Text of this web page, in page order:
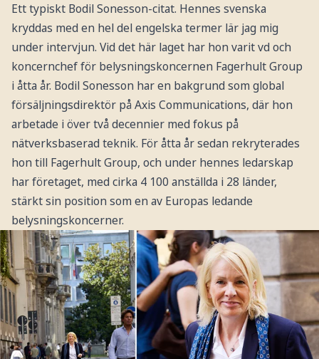
Ett typiskt Bodil Sonesson-citat. Hennes svenska
kryddas med en hel del engelska termer lär jag mig
under intervjun. Vid det här laget har hon varit vd och
koncernchef för belysningskoncernen Fagerhult Group
i åtta år. Bodil Sonesson har en bakgrund som global
försäljningsdirektör på Axis Communications, där hon
arbetade i över två decennier med fokus på
nätverksbaserad teknik. För åtta år sedan rekryterades
hon till Fagerhult Group, och under hennes ledarskap
har företaget, med cirka 4 100 anställda i 28 länder,
stärkt sin position som en av Europas ledande
belysningskoncerner.